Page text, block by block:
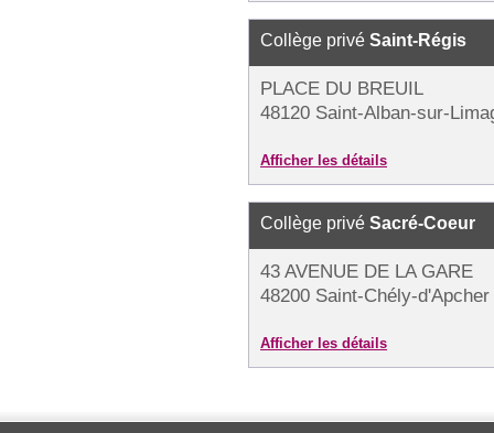
Collège privé Saint-Régis
PLACE DU BREUIL
48120 Saint-Alban-sur-
Afficher les détails
Collège privé Sacré-Coeur
43 AVENUE DE LA GARE
48200 Saint-Chély-d'Apcher
Afficher les détails